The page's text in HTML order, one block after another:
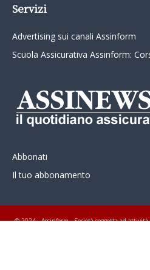
Servizi
Advertising sui canali Assinform
Scuola Assicurativa Assinform:
Abbonati
Il tuo abbonamento
© 2024 - Assinform - Società soggetta ad